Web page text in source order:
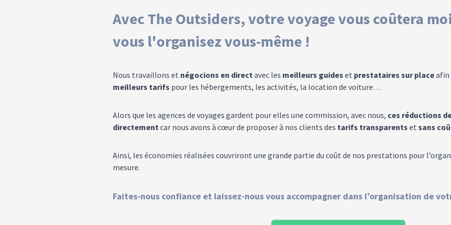
Avec The Outsiders, votre voyage vous coûtera
vous l'organisez vous-même !
Nous travaillons et négocions en directavec les meilleurs guides et prestataires sur placeafin
meilleurs tarifs pour les hébergements, les activités, la location de voiture…
Alors que les agences de voyages gardent pour elles une commission, avec nous, ces réductions
directementcar nous avons à cœur de proposer à nos clients des tarifs transparents et sans
Ainsi, les économies réalisées couvriront une grande partie du coût de nos prestations pour
mesure.
Faites-nous confiance et laissez-nous vous accompagner dans l’organisation de